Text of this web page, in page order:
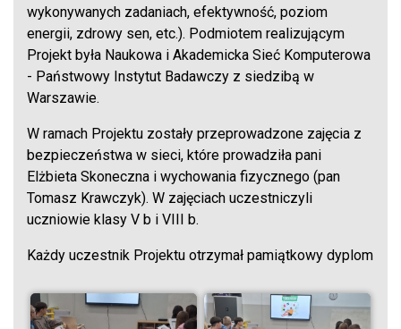
wykonywanych zadaniach, efektywność, poziom
energii, zdrowy sen, etc.). Podmiotem realizującym
Projekt była Naukowa i Akademicka Sieć Komputerowa
- Państwowy Instytut Badawczy z siedzibą w
Warszawie.
W ramach Projektu zostały przeprowadzone zajęcia z
bezpieczeństwa w sieci, które prowadziła pani
Elżbieta Skoneczna i wychowania fizycznego (pan
Tomasz Krawczyk). W zajęciach uczestniczyli
uczniowie klasy V b i VIII b.
Każdy uczestnik Projektu otrzymał pamiątkowy dyplom